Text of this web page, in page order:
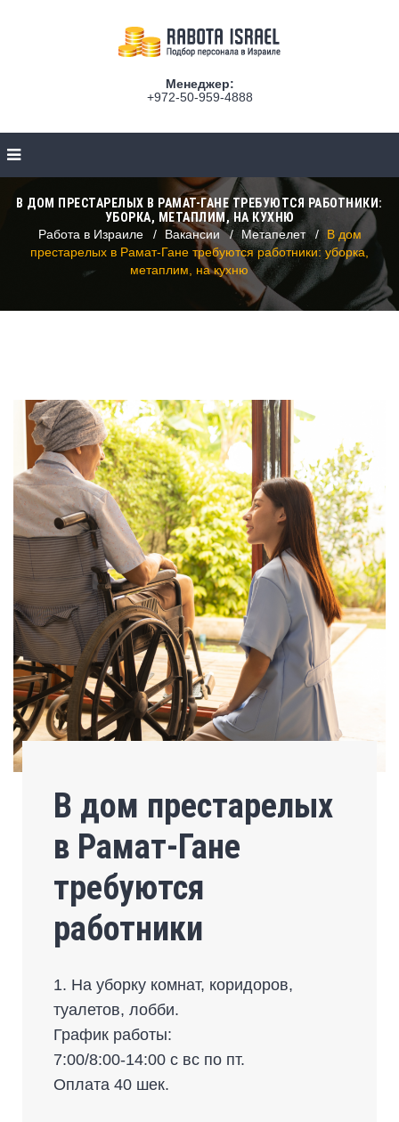
Менеджер:
+972-50-959-4888
В ДОМ ПРЕСТАРЕЛЫХ В РАМАТ-ГАНЕ ТРЕБУЮТСЯ РАБОТНИКИ:
УБОРКА, МЕТАПЛИМ, НА КУХНЮ
Работа в Израиле
Вакансии Метапелет
В дом
престарелых в Рамат-Гане требуются работники: уборка,
метаплим, на кухню
В дом престарелых
в Рамат-Гане
требуются
работники
1. На уборку комнат, коридоров,
туалетов, лобби.
График работы:
7:00/8:00-14:00 с вс по пт.
Оплата 40 шек.